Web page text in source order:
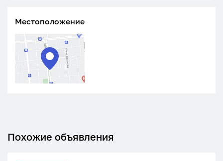
Местоположение
Похожие объявления